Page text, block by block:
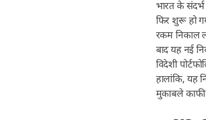
भारत के
फिर शुरू हो
रकम निकाल
बाद यह नई
विदेशी
हालांकि, यह
मुकाबले